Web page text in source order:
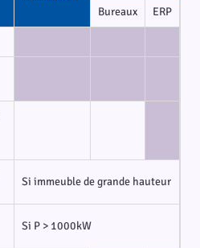
Bureaux ERP
Si immeuble de grande hauteur
Si P > 1000kW